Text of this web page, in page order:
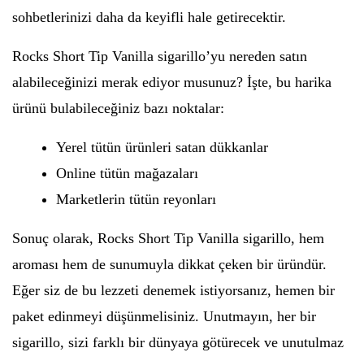
sohbetlerinizi daha da keyifli hale getirecektir.
Rocks Short Tip Vanilla sigarillo’yu nereden satın
alabileceğinizi merak ediyor musunuz? İşte, bu harika
ürünü bulabileceğiniz bazı noktalar:
Yerel tütün ürünleri satan dükkanlar
Online tütün mağazaları
Marketlerin tütün reyonları
Sonuç olarak, Rocks Short Tip Vanilla sigarillo, hem
aroması hem de sunumuyla dikkat çeken bir üründür.
Eğer siz de bu lezzeti denemek istiyorsanız, hemen bir
paket edinmeyi düşünmelisiniz. Unutmayın, her bir
sigarillo, sizi farklı bir dünyaya götürecek ve unutulmaz